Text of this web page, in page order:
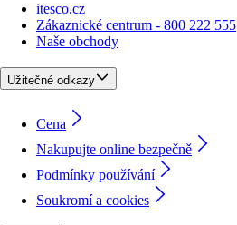
itesco.cz
Zákaznické centrum - 800 222 555
Naše obchody
Užitečné odkazy
Cena
Nakupujte online bezpečně
Podmínky používání
Soukromí a cookies